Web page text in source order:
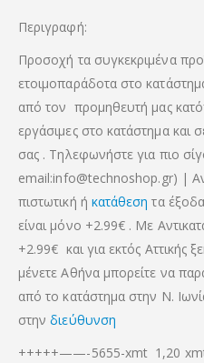
Περιγραφή:
Προσοχή τα συγκεκριμένα
ετοιμοπαράδοτα στο
από τον προμηθευτή μας
εργάσιμες στο κατάστημα
σας . Τηλεφωνήστε για πιο
email:info@technoshop.gr) |
πιστωτική ή κατάθεση τα
είναι μόνο +2.99€ . Με
+2.99€ και για εκτός Αττικής
μένετε Αθήνα μπορείτε να
από το κατάστημα στην Ν.
στηνδιεύθυνση
+++++——-5655-xmt 1,20